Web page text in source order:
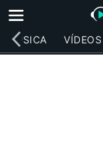
MÚSICA VÍDEOS